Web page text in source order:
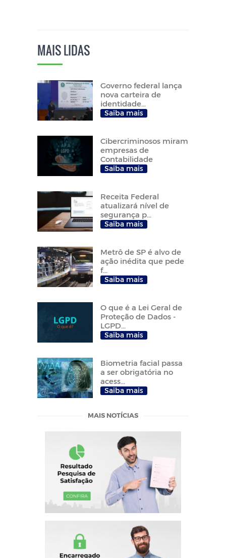
MAIS LIDAS
Governo federal lança
nova carteira de
identidade...
Saiba mais
Cibercriminosos miram
empresas de
Contabilidade
Saiba mais
Receita Federal
atualizará nível de
segurança p...
Saiba mais
Metrô de SP é alvo de
ação inédita que pede
f...
Saiba mais
O que é a Lei Geral de
Proteção de Dados -
LGPD...
Saiba mais
Biometria facial passa
a ser obrigatória no
acess...
Saiba mais
MAIS NOTÍCIAS